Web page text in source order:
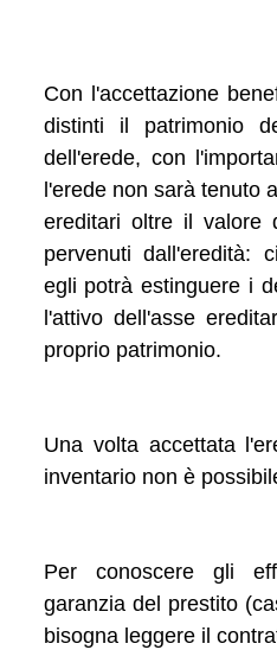
Con l'accettazione
distinti il patrimonio
dell'erede, con
l'erede non sarà tenuto
ereditari oltre il valore
pervenuti dall'eredità:
egli potrà estinguere i
l'attivo dell'asse
proprio patrimonio.
Una volta accettata
inventario non è
Per conoscere gli
garanzia del prestito
bisogna leggere il